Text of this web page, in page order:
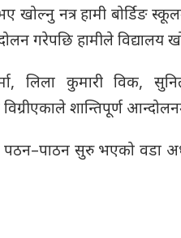
खोल्नु नत्र हामी बोर्डिङ
गरेपछि हामीले विद्यालय
लिला कुमारी विक,
शान्तिपूर्ण
पठन–पाठन सुरु भएको वडा